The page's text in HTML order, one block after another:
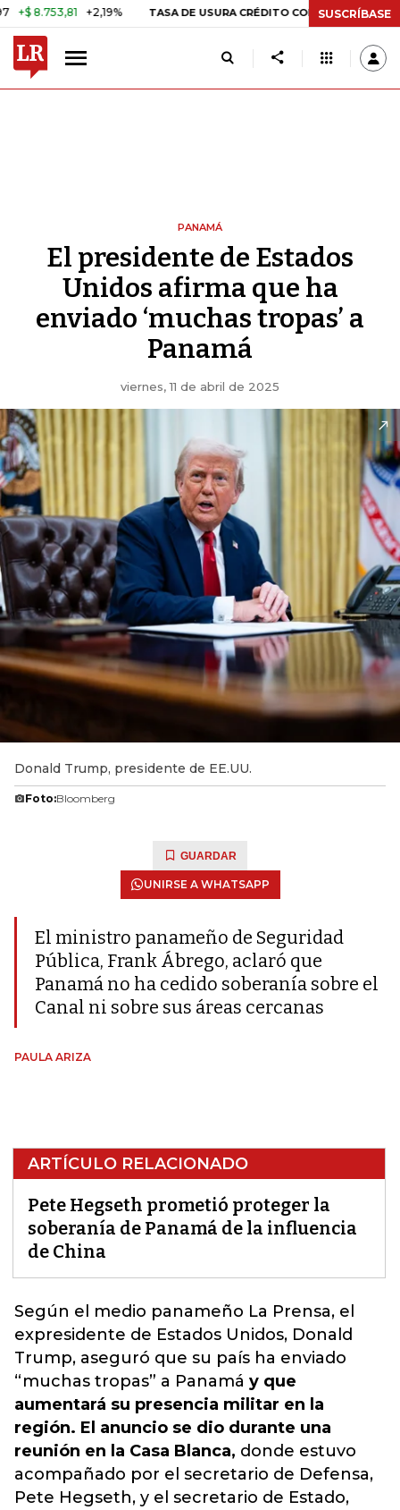
+2,19% TASA DE USURA CRÉDITO CONSUMO 29,66%
SUSCRÍBASE
PANAMÁ
El presidente de Estados
Unidos afirma que ha
enviado ‘muchas tropas’ a
Panamá
viernes, 11 de abril de 2025
Donald Trump, presidente de EE.UU.
Foto:Bloomberg
GUARDAR
UNIRSE A WHATSAPP
El ministro panameño de Seguridad
Pública, Frank Ábrego, aclaró que
Panamá no ha cedido soberanía sobre el
Canal ni sobre sus áreas cercanas
PAULA ARIZA
ARTÍCULO RELACIONADO
Pete Hegseth prometió proteger la
soberanía de Panamá de la influencia
de China
Según el medio panameño La Prensa, el
expresidente de Estados Unidos, Donald
Trump, aseguró que su país ha enviado
“muchas tropas” a Panamá y que
aumentará su presencia militar en la
región. El anuncio se dio durante una
reunión en la Casa Blanca, donde estuvo
acompañado por el secretario de Defensa,
Pete Hegseth, y el secretario de Estado,